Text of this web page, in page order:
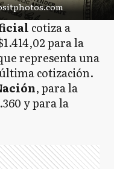
cotiza a
para la
representa una
cotización.
, para la
y para la